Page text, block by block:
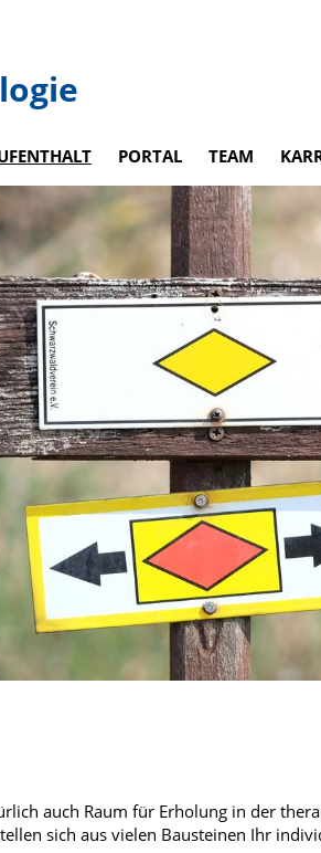
PORTAL TEAM
auch Raum für Erholung in der
sich aus vielen Bausteinen Ihr